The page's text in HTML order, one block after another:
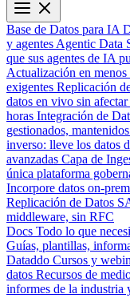
Base de Datos para IA
y agentes Agentic Data
que sus agentes de IA
Actualización en menos
exigentes Replicación
datos en vivo sin
horas Integración de
gestionados,
inverso: lleve los datos
avanzadas Capa de
única plataforma
Incorpore datos on-
Replicación de Datos
middleware, sin RFC
Docs Todo lo que
Guías, plantillas,
Dataddo Cursos y
datos Recursos de
informes de la industria